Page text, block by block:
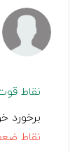
نقاط
نقاط